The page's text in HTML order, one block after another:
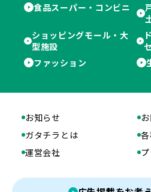
食品スーパー・コンビニ
ショッピングモール・大
型施設
ファッション
お知らせ
ガタチラとは
運営会社